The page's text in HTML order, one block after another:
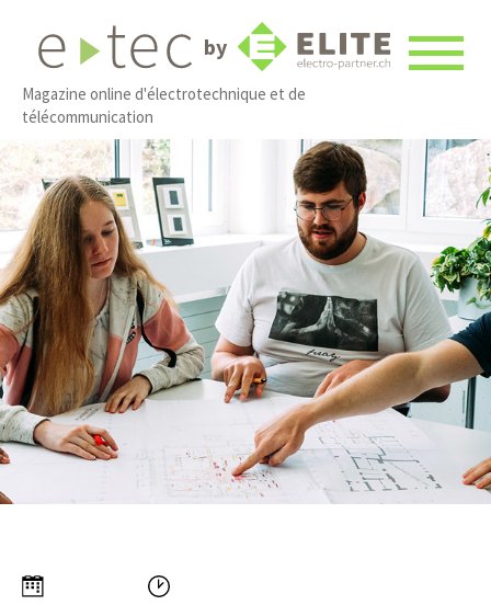
by
Magazine online d'électrotechnique et de
télécommunication